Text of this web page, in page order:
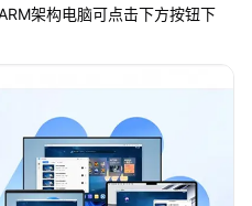
架构电脑可点击下方按钮下